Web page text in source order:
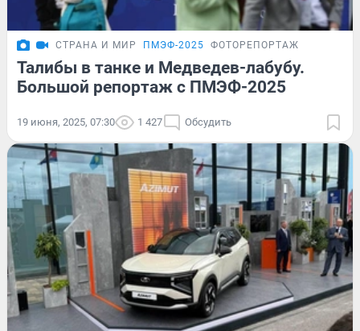
СТРАНА И МИР ПМЭФ-2025 ФОТОРЕПОРТАЖ
Талибы в танке и Медведев-лабубу.
Большой репортаж с ПМЭФ-2025
19 июня, 2025, 07:30 1 427 Обсудить